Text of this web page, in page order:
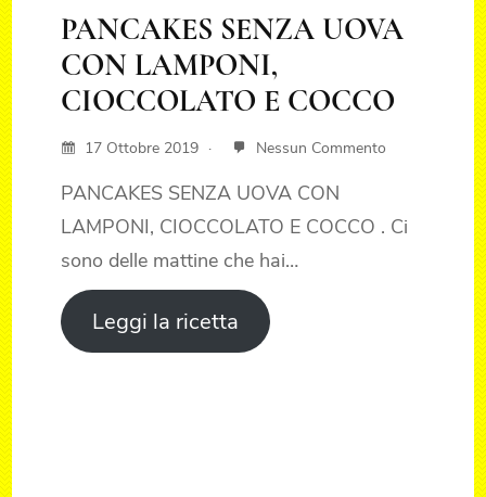
PANCAKES SENZA UOVA
CON LAMPONI,
CIOCCOLATO E COCCO
17 Ottobre 2019 Nessun Commento
PANCAKES SENZA UOVA CON
LAMPONI, CIOCCOLATO E COCCO . Ci
sono delle mattine che hai…
Leggi la ricetta